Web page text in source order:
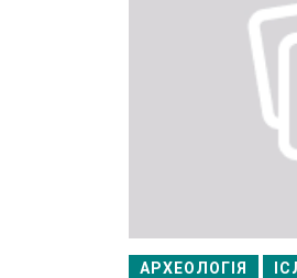
АРХЕОЛОГІЯ